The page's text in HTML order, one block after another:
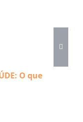
O que